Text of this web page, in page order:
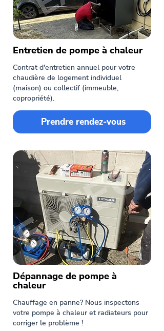
Entretien de pompe à chaleur
Contrat d'entretien annuel pour votre
chaudière de logement individuel
(maison) ou collectif (immeuble,
copropriété).
Prendre rendez-vous
Dépannage de pompe à
chaleur
Chauffage en panne? Nous inspectons
votre pompe à chaleur et radiateurs pour
corriger le problème !